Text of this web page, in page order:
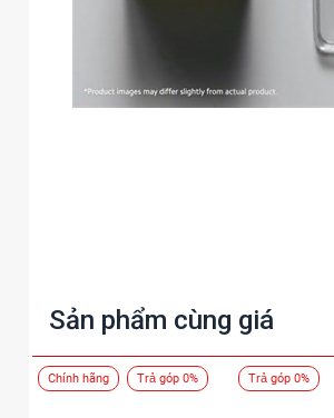
chính hãng 18 tháng Xiaomi toàn quốc
Sản phẩm cùng giá
Chính hãng Trả góp 0% Trả góp 0%